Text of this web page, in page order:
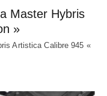
Master Hybris
»
Artistica Calibre 945 «